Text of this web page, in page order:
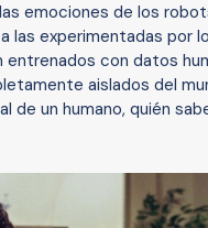
emociones de los
las experimentadas por
con datos
aislados del
de un humano, quién